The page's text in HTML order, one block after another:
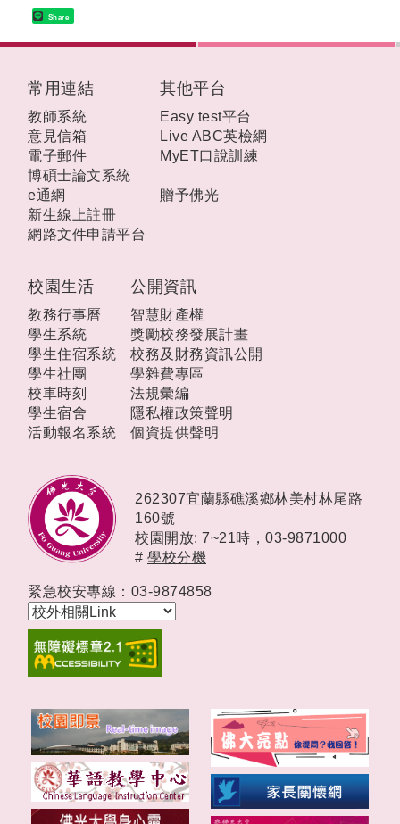
Share
校園生活
教務行事曆
學生系統
學生住宿系統
學生社團
校車時刻
學生宿舍
活動報名系統
公開資訊
智慧財產權
獎勵校務發展計畫
校務及財務資訊公開
學雜費專區
法規彙編
隱私權政策聲明
個資提供聲明
常用連結
教師系統
意見信箱
電子郵件
博碩士論文系統
e通網
新生線上註冊
網路文件申請平台
其他平台
Easy test平台
Live ABC英檢網
MyET口說訓練
贈予佛光
262307宜蘭縣礁溪鄉林美村林尾路
160號
校園開放: 7~21時， 03-9871000
# 學校分機
緊急校安專線：03-9874858